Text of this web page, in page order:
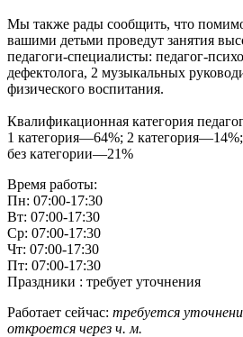
Мы также рады сообщить, что
вашими детьми проведут занятия
педагоги-специалисты: педагог-
дефектолога, 2 музыкальных
физического воспитания.
Квалификационная категория
1 категория—64%; 2 категория—14%;
без категории—21%
Время работы:
Пн: 07:00-17:30
Вт: 07:00-17:30
Ср: 07:00-17:30
Чт: 07:00-17:30
Пт: 07:00-17:30
Праздники : требует уточнения
Работает сейчас: требуется
откроется через ч. м.